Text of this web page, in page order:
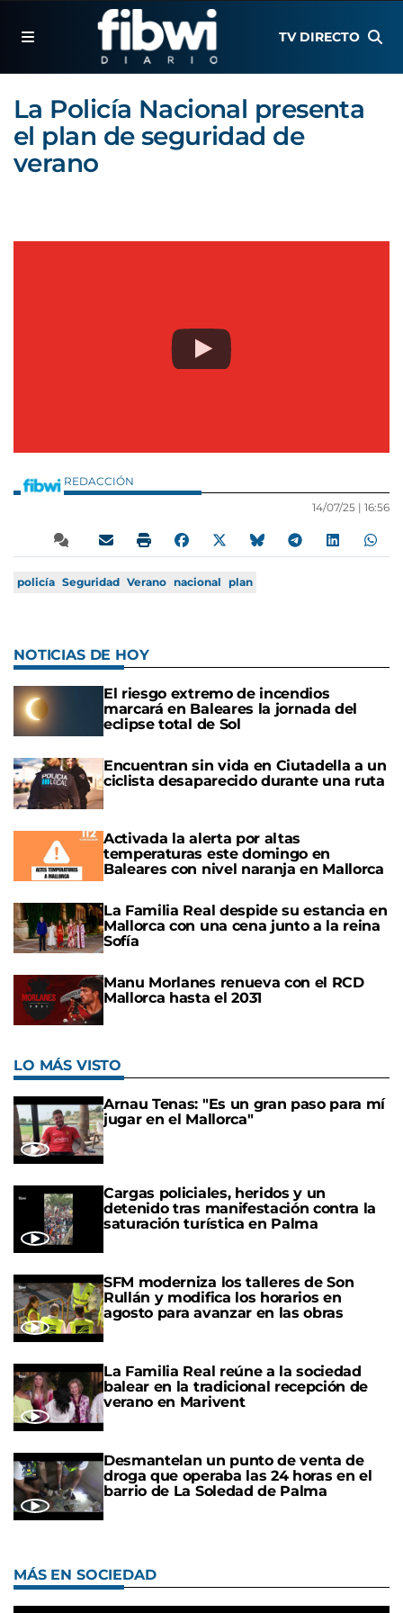
TV DIRECTO
La Policía Nacional presenta
el plan de seguridad de
verano
REDACCIÓN
14/07/25 | 16:56
policía Seguridad Verano nacional plan
NOTICIAS DE HOY
El riesgo extremo de incendios
marcará en Baleares la jornada del
eclipse total de Sol
Encuentran sin vida en Ciutadella a un
ciclista desaparecido durante una ruta
Activada la alerta por altas
temperaturas este domingo en
Baleares con nivel naranja en Mallorca
La Familia Real despide su estancia en
Mallorca con una cena junto a la reina
Sofía
Manu Morlanes renueva con el RCD
Mallorca hasta el 2031
LO MÁS VISTO
Arnau Tenas: "Es un gran paso para mí
jugar en el Mallorca"
Cargas policiales, heridos y un
detenido tras manifestación contra la
saturación turística en Palma
SFM moderniza los talleres de Son
Rullán y modifica los horarios en
agosto para avanzar en las obras
La Familia Real reúne a la sociedad
balear en la tradicional recepción de
verano en Marivent
Desmantelan un punto de venta de
droga que operaba las 24 horas en el
barrio de La Soledad de Palma
MÁS EN SOCIEDAD